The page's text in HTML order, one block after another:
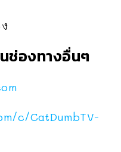
ช่องทางอื่นๆ
c/CatDumbTV-